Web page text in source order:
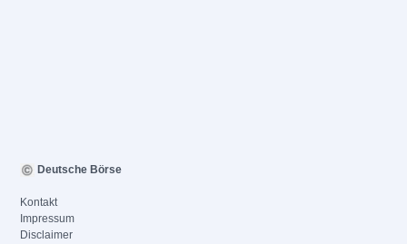
Deutsche Börse
Kontakt
Impressum
Disclaimer